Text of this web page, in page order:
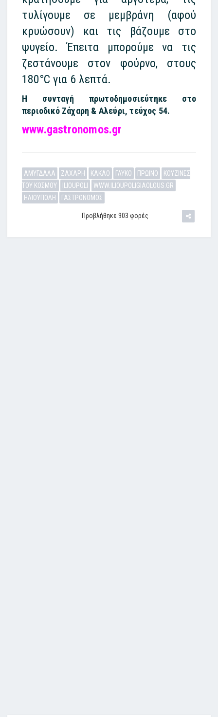
τυλίγουμε σε μεμβράνη (αφού
κρυώσουν) και τις βάζουμε στο
ψυγείο. Έπειτα μπορούμε να τις
ζεστάνουμε στον φούρνο, στους
180°C για 6 λεπτά.
Η συνταγή πρωτοδημοσιεύτηκε στο
περιοδικό Ζάχαρη & Αλεύρι, τεύχος 54.
www.gastronomos.gr
ΑΜΥΓΔΑΛΑ ΖΑΧΑΡΗ ΚΑΚΑΟ ΓΛΥΚΟ ΠΡΩΙΝΟ
ΚΟΥΖΙΝΕΣ
ΤΟΥ ΚΟΣΜΟΥ
ILIOUPOLI
WWW.ILIOUPOLIGIAOLOUS.GR
ΗΛΙΟΥΠΟΛΗ
ΓΑΣΤΡΟΝΟΜΟΣ
Προβλήθηκε 903 φορές